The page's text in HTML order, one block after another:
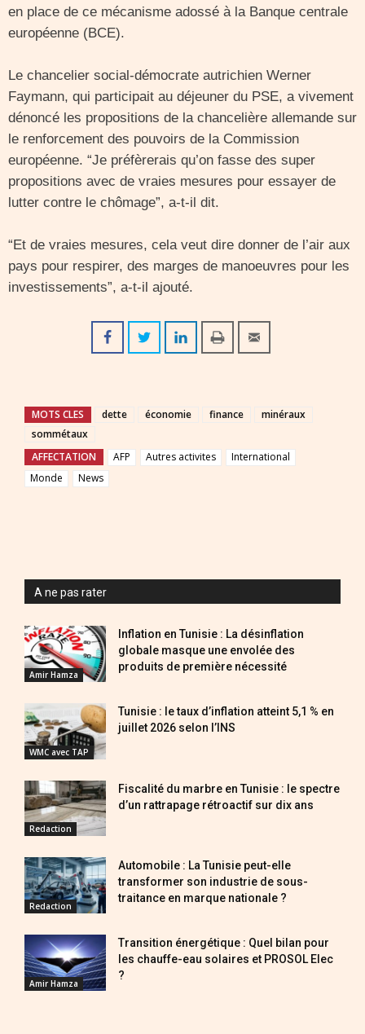
en place de ce mécanisme adossé à la Banque centrale
européenne (BCE).
Le chancelier social-démocrate autrichien Werner
Faymann, qui participait au déjeuner du PSE, a vivement
dénoncé les propositions de la chancelière allemande sur
le renforcement des pouvoirs de la Commission
européenne. “Je préfèrerais qu’on fasse des super
propositions avec de vraies mesures pour essayer de
lutter contre le chômage”, a-t-il dit.
“Et de vraies mesures, cela veut dire donner de l’air aux
pays pour respirer, des marges de manoeuvres pour les
investissements”, a-t-il ajouté.
MOTS CLES dette économie finance
minéraux
sommétaux
AFFECTATION
AFP Autres activites
International
Monde
News
A ne pas rater
Amir Hamza
Inflation en Tunisie : La désinflation
globale masque une envolée des
produits de première nécessité
WMC avec TAP
Tunisie : le taux d’inflation atteint 5,1 % en
juillet 2026 selon l’INS
Redaction
Fiscalité du marbre en Tunisie : le spectre
d’un rattrapage rétroactif sur dix ans
Redaction
Automobile : La Tunisie peut-elle
transformer son industrie de sous-
traitance en marque nationale ?
Amir Hamza
Transition énergétique : Quel bilan pour
les chauffe-eau solaires et PROSOL Elec
?